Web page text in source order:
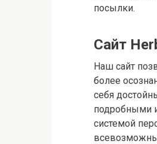
посылки.
Сайт
Наш сайт
более
себя
подробными
системой